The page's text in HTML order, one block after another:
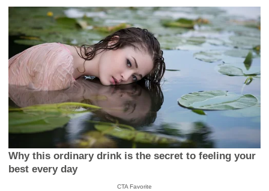
Why this ordinary drink is the secret to feeling your
best every day
CTA Favorite